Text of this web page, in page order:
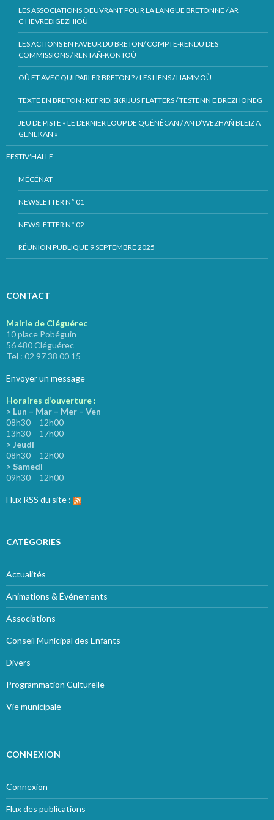
LES ASSOCIATIONS OEUVRANT POUR LA LANGUE BRETONNE / AR
C’HEVREDIGEZHIOÙ
LES ACTIONS EN FAVEUR DU BRETON/ COMPTE-RENDU DES
COMMISSIONS / RENTAÑ-KONTOÙ
OÙ ET AVEC QUI PARLER BRETON ? / LES LIENS / LIAMMOÙ
TEXTE EN BRETON : KEFRIDI SKRIJUS FLATTERS / TESTENN E BREZHONEG
JEU DE PISTE « LE DERNIER LOUP DE QUÉNÉCAN / AN D’WEZHAÑ BLEIZ A
GENEKAN »
FESTIV’HALLE
MÉCÉNAT
NEWSLETTER N° 01
NEWSLETTER N° 02
RÉUNION PUBLIQUE 9 SEPTEMBRE 2025
CONTACT
Mairie de Cléguérec
10 place Pobéguin
56 480 Cléguérec
Tel : 02 97 38 00 15
Envoyer un message
Horaires d’ouverture :
> Lun – Mar – Mer – Ven
08h30 – 12h00
13h30 – 17h00
> Jeudi
08h30 – 12h00
> Samedi
09h30 – 12h00
Flux RSS du site :
CATÉGORIES
Actualités
Animations & Événements
Associations
Conseil Municipal des Enfants
Divers
Programmation Culturelle
Vie municipale
CONNEXION
Connexion
Flux des publications